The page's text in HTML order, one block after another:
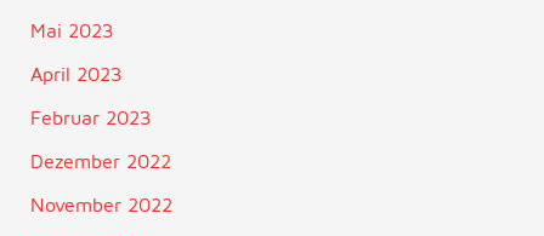
Mai 2023
April 2023
Februar 2023
Dezember 2022
November 2022